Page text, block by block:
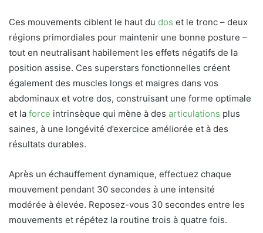
Ces mouvements ciblent le haut du dos et le tronc – deux
régions primordiales pour maintenir une bonne posture –
tout en neutralisant habilement les effets négatifs de la
position assise. Ces superstars fonctionnelles créent
également des muscles longs et maigres dans vos
abdominaux et votre dos, construisant une forme optimale
et la force intrinsèque qui mène à des articulations plus
saines, à une longévité d’exercice améliorée et à des
résultats durables.
Après un échauffement dynamique, effectuez chaque
mouvement pendant 30 secondes à une intensité
modérée à élevée. Reposez-vous 30 secondes entre les
mouvements et répétez la routine trois à quatre fois.